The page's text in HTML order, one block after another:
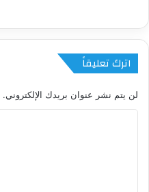
اترك تعليقاً
لن يتم نشر عنوان بريدك الإلكتروني.